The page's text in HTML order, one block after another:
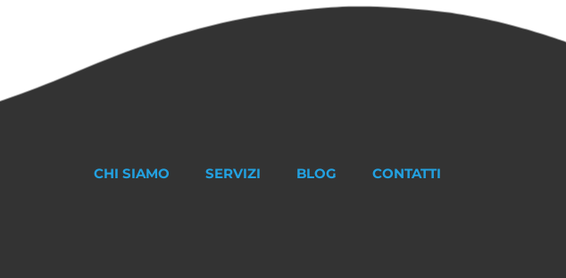
CHI SIAMO SERVIZI BLOG CONTATTI